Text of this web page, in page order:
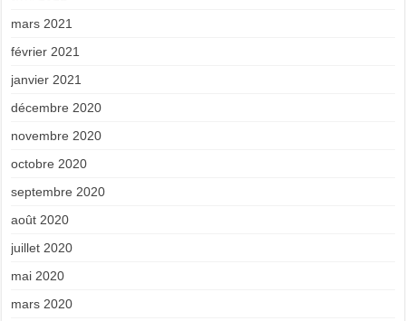
mars 2021
février 2021
janvier 2021
décembre 2020
novembre 2020
octobre 2020
septembre 2020
août 2020
juillet 2020
mai 2020
mars 2020